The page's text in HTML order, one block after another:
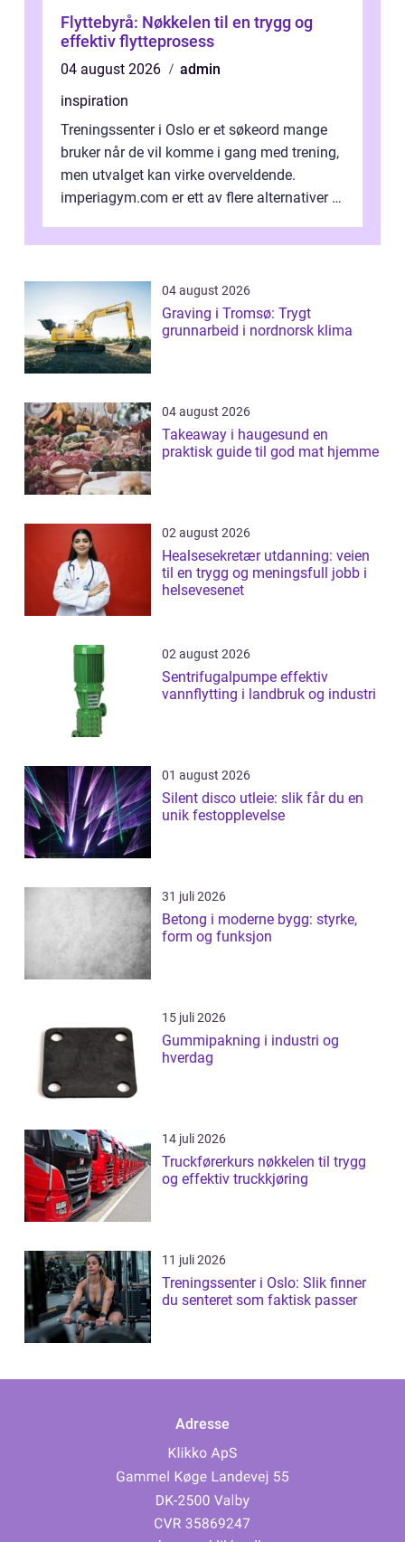
Flyttebyrå: Nøkkelen til en trygg og
effektiv flytteprosess
04 august 2026
admin
inspiration
Treningssenter i Oslo er et søkeord mange
bruker når de vil komme i gang med trening,
men utvalget kan virke overveldende.
imperiagym.com er ett av flere alternativer i
04 august 2026
Graving i Tromsø: Trygt
grunnarbeid i nordnorsk klima
04 august 2026
Takeaway i haugesund en
praktisk guide til god mat hjemme
02 august 2026
Healsesekretær utdanning: veien
til en trygg og meningsfull jobb i
helsevesenet
02 august 2026
Sentrifugalpumpe effektiv
vannflytting i landbruk og industri
01 august 2026
Silent disco utleie: slik får du en
unik festopplevelse
31 juli 2026
Betong i moderne bygg: styrke,
form og funksjon
15 juli 2026
Gummipakning i industri og
hverdag
14 juli 2026
Truckførerkurs nøkkelen til trygg
og effektiv truckkjøring
11 juli 2026
Treningssenter i Oslo: Slik finner
du senteret som faktisk passer
Adresse